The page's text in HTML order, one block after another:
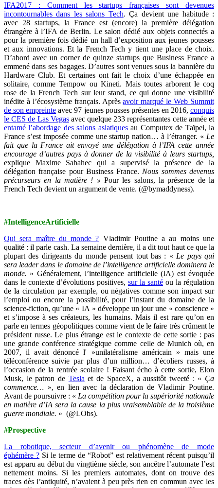
IFA2017 : Comment les startups françaises sont devenues
incontournables dans les salons Tech. Ça devient une habitude :
avec 28 startups, la France est (encore) la première délégation
étrangère à l’IFA de Berlin. Le salon dédié aux objets connectés a
pour la première fois dédié un hall d’exposition aux jeunes pousses
et aux innovations. Et la French Tech y tient une place de choix.
D’abord avec un corner de quinze startups que Business France a
emmené dans ses bagages. D’autres sont venues sous la bannière du
Hardware Club. Et certaines ont fait le choix d’une échappée en
solitaire, comme Tempow ou Kineti. Mais toutes arborent le coq
rose de la French Tech sur leur stand, ce qui donne une visibilité
inédite à l’écosystème français. Aprèsavoir marqué le Web Summit
de son empreinte avec 97 jeunes pousses présentes en 2016,conquis
le CES de Las Vegasavec quelque 233 représentantes cette année et
entamé l’abordage des salons asiatiquesau Computex de Taïpei, la
France s’est imposée comme une startup nation… à l’étranger. « Le
fait que la France ait envoyé une délégation à l’IFA cette année
encourage d’autres pays à donner de la visibilité à leurs startups,
explique Maxime Sabahec qui a supervisé la présence de la
délégation française pour Business France. Nous sommes devenus
précurseurs en la matière ! » Pour les salons, la présence de la
French Tech devient un argument de vente. (@bymaddyness).
#IntelligenceArtificielle
Qui sera maître du monde ? Vladimir Poutine a au moins une
qualité : il parle cash. La semaine dernière, il a dit tout haut ce que la
plupart des dirigeants du monde pensent tout bas : « Le pays qui
sera leader dans le domaine de l’intelligence artificielle dominera le
monde. » Généralement, l’intelligence artificielle (IA) est évoquée
dans le contexte d’évolutions positives, sur la santé ou la régulation
de la circulation par exemple, ou négatives comme son impact sur
l’emploi ou encore la possibilité, pour l’instant du domaine de la
science-fiction, qu’une « IA » développe un jour une « conscience »
et s’impose à ses créateurs, les humains. Mais il est rare qu’on en
parle en termes géopolitiques comme vient de le faire très crûment le
président russe. Le plus étrange est le contexte de cette sortie : pas
une grande conférence stratégique comme celle de Munich où, en
2007, il avait dénoncé l' »unilatéralisme américain » mais une
téléconférence suivie par plus d’un million… d’écoliers russes, à
l’occasion de la rentrée scolaire ! Faisant écho à cette sortie, Elon
Musk, le patron de Tesla et de SpaceX, a aussitôt tweeté : « Ça
commence… », en lien avec la déclaration de Vladimir Poutine.
Avant de poursuivre : « La compétition pour la supériorité nationale
en matière d’IA sera la cause la plus vraisemblable de la troisième
guerre mondiale. » (@LObs).
#Prospective
La robotique, secteur d’avenir ou phénomène de mode
éphémère ? Si le terme de “Robot” est relativement récent puisqu’il
est apparu au début du vingtième siècle, son ancêtre l’automate l’est
nettement moins. Si les premiers automates, dont on trouve des
traces dès l’antiquité, n’avaient à peu près rien en commun avec les